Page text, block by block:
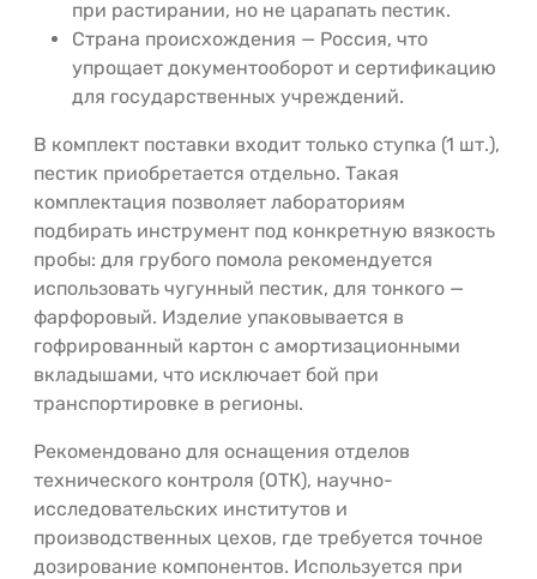
при растирании, но не царапать пестик.
Страна происхождения — Россия, что
упрощает документооборот и сертификацию
для государственных учреждений.
В комплект поставки входит только ступка (1 шт.),
пестик приобретается отдельно. Такая
комплектация позволяет лабораториям
подбирать инструмент под конкретную вязкость
пробы: для грубого помола рекомендуется
использовать чугунный пестик, для тонкого —
фарфоровый. Изделие упаковывается в
гофрированный картон с амортизационными
вкладышами, что исключает бой при
транспортировке в регионы.
Рекомендовано для оснащения отделов
технического контроля (ОТК), научно-
исследовательских институтов и
производственных цехов, где требуется точное
дозирование компонентов. Используется при